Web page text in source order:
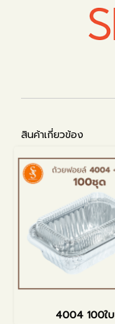
สินค้าเกี่ยวข้อง
4004 100ใบ